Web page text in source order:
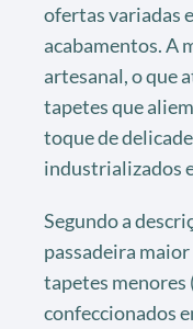
ofertas variadas
acabamentos. A
artesanal, o que
tapetes que
toque de
industrializados
Segundo a
passadeira
tapetes menores
confeccionados